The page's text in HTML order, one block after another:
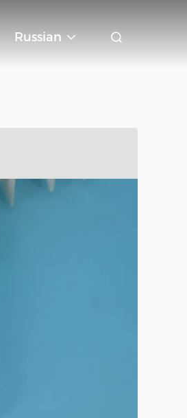
Russian